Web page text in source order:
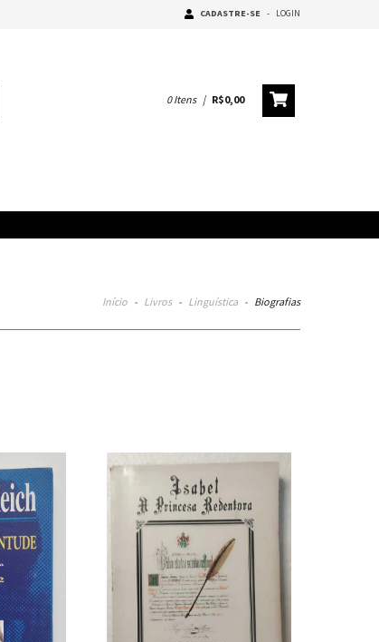
CADASTRE-SE - LOGIN
0Itens | R$0,00
Início - Livros - Linguística - Biografias